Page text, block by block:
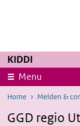
Overslaan en naar de
KIDDI
Menu
Home Melden &
GGD regio